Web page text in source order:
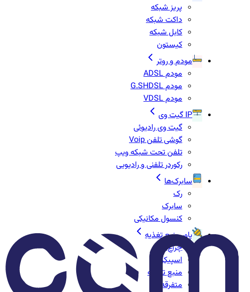
پریز شبکه
داکت شبکه
کابل شبکه
کیستون
مودم و روتر
مودم ADSL
مودم G.SHDSL
مودم VDSL
IP گیت وی
گیت وی رادیوئی
گوشی تلفن Voip
تلفن تحت شبکه ویپ
رکوردر تلفنی و رادیویی
سابرک‌ها
رک
سابرک
کنسول مکانیکی
پاور منبع تغذیه
چراغ‌ها
اسپیکر
منبع تغذیه
متفرقه